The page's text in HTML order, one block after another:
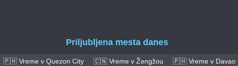
Priljubljena mesta danes
🇵🇭 Vreme v Quezon City 🇨🇳 Vreme v Žengžou 🇵🇭 Vreme v Davao